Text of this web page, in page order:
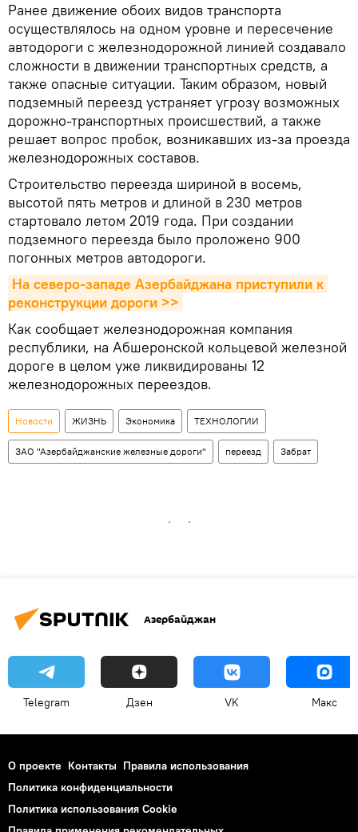
Ранее движение обоих видов транспорта
осуществлялось на одном уровне и пересечение
автодороги с железнодорожной линией создавало
сложности в движении транспортных средств, а
также опасные ситуации. Таким образом, новый
подземный переезд устраняет угрозу возможных
дорожно-транспортных происшествий, а также
решает вопрос пробок, возникавших из-за проезда
железнодорожных составов.
Строительство переезда шириной в восемь,
высотой пять метров и длиной в 230 метров
стартовало летом 2019 года. При создании
подземного переезда было проложено 900
погонных метров автодороги.
На северо-западе Азербайджана приступили к
реконструкции дороги >>
Как сообщает железнодорожная компания
республики, на Абшеронской кольцевой железной
дороге в целом уже ликвидированы 12
железнодорожных переездов.
Новости ЖИЗНЬ Экономика ТЕХНОЛОГИИ
ЗАО "Азербайджанские железные дороги" переезд Забрат
Азербайджан
Telegram Дзен VK Макс
О проекте Контакты Правила использования
Политика конфиденциальности
Политика использования Cookie